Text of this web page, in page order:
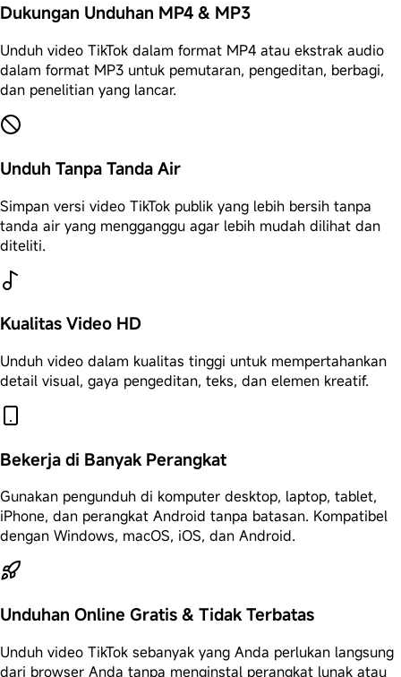
Dukungan Unduhan MP4 & MP3
Unduh video TikTok dalam format MP4 atau ekstrak audio
dalam format MP3 untuk pemutaran, pengeditan, berbagi,
dan penelitian yang lancar.
Unduh Tanpa Tanda Air
Simpan versi video TikTok publik yang lebih bersih tanpa
tanda air yang mengganggu agar lebih mudah dilihat dan
diteliti.
Kualitas Video HD
Unduh video dalam kualitas tinggi untuk mempertahankan
detail visual, gaya pengeditan, teks, dan elemen kreatif.
Bekerja di Banyak Perangkat
Gunakan pengunduh di komputer desktop, laptop, tablet,
iPhone, dan perangkat Android tanpa batasan. Kompatibel
dengan Windows, macOS, iOS, dan Android.
Unduhan Online Gratis & Tidak Terbatas
Unduh video TikTok sebanyak yang Anda perlukan langsung
dari browser Anda tanpa menginstal perangkat lunak atau